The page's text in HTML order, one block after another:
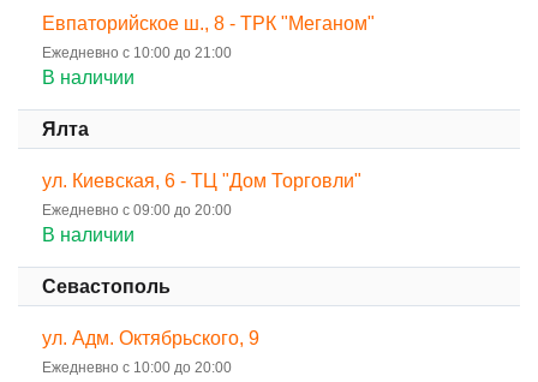
Евпаторийское ш., 8 - ТРК "Меганом"
Ежедневно с 10:00 до 21:00
В наличии
Ялта
ул. Киевская, 6 - ТЦ "Дом Торговли"
Ежедневно с 09:00 до 20:00
В наличии
Севастополь
ул. Адм. Октябрьского, 9
Ежедневно с 10:00 до 20:00